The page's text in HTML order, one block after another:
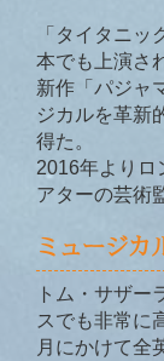
「タイタニ
本でも上演さ
新作「パジャ
ジカルを革新
得た。
2016年よりロ
アターの芸術
ミュージカ
トム・サザー
スでも非常に
月にかけて全